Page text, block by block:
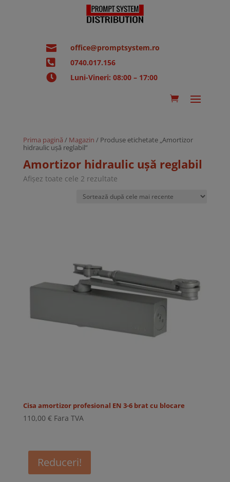
 office@promptsystem.ro
 0740.017.156
 Luni-Vineri: 08:00 – 17:00
Prima pagină / Magazin / Produse etichetate „Amortizor
hidraulic ușă reglabil”
Amortizor hidraulic ușă reglabil
Afișez toate cele 2 rezultateSortat
cele
mai
Cisa amortizor profesional EN 3-6 brat cu blocare
110,00 € Fara TVA
Reduceri!